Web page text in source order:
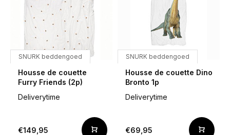
SNURK beddengoed
Housse de couette
Furry Friends (2p)
Deliverytime
€149,95
SNURK beddengoed
Housse de couette Dino
Bronto 1p
Deliverytime
€69,95